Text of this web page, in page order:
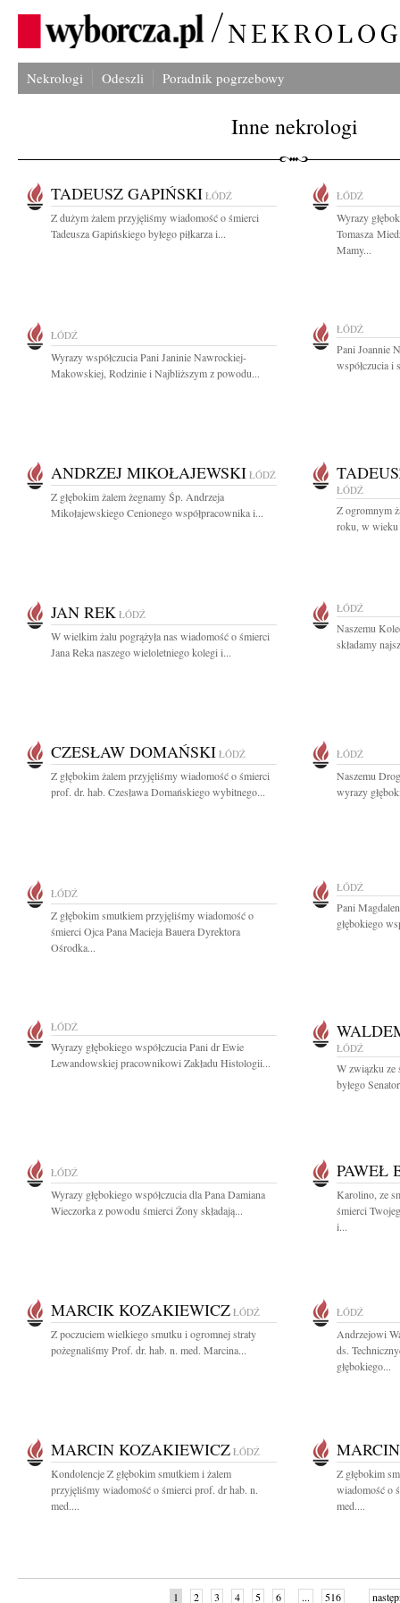
Nekrologi Odeszli Poradnik pogrzebowy
Inne nekrologi
TADEUSZ GAPIŃSKI ŁÓDŹ
Z dużym żalem przyjęliśmy wiadomość o śmierci
Tadeusza Gapińskiego byłego piłkarza i...
ŁÓDŹ
Wyrazy
Tomasza
Mamy...
ŁÓDŹ
Wyrazy współczucia Pani Janinie Nawrockiej-
Makowskiej, Rodzinie i Najbliższym z powodu...
ŁÓDŹ
Pani Joannie
współczucia i
ANDRZEJ MIKOŁAJEWSKI ŁÓDŹ
Z głębokim żalem żegnamy Śp. Andrzeja
Mikołajewskiego Cenionego współpracownika i...
ŁÓDŹ
Z ogromnym
roku, w wieku
JAN REK ŁÓDŹ
W wielkim żalu pogrążyła nas wiadomość o śmierci
Jana Reka naszego wieloletniego kolegi i...
ŁÓDŹ
Naszemu
składamy
CZESŁAW DOMAŃSKI ŁÓDŹ
Z głębokim żalem przyjęliśmy wiadomość o śmierci
prof. dr. hab. Czesława Domańskiego wybitnego...
ŁÓDŹ
Naszemu
wyrazy
ŁÓDŹ
Z głębokim smutkiem przyjęliśmy wiadomość o
śmierci Ojca Pana Macieja Bauera Dyrektora
Ośrodka...
ŁÓDŹ
Pani
głębokiego
ŁÓDŹ
Wyrazy głębokiego współczucia Pani dr Ewie
Lewandowskiej pracownikowi Zakładu Histologii...
ŁÓDŹ
W związku ze
byłego
ŁÓDŹ
Wyrazy głębokiego współczucia dla Pana Damiana
Wieczorka z powodu śmierci Żony składają...
PAWEŁ
Karolino, ze
śmierci
i...
MARCIK KOZAKIEWICZ ŁÓDŹ
Z poczuciem wielkiego smutku i ogromnej straty
pożegnaliśmy Prof. dr. hab. n. med. Marcina...
ŁÓDŹ
Andrzejowi
ds.
głębokiego...
MARCIN KOZAKIEWICZ ŁÓDŹ
Kondolencje Z głębokim smutkiem i żalem
przyjęliśmy wiadomość o śmierci prof. dr hab. n.
med....
Z głębokim
wiadomość o
med....
1 2 3 4 5 6 ... 516